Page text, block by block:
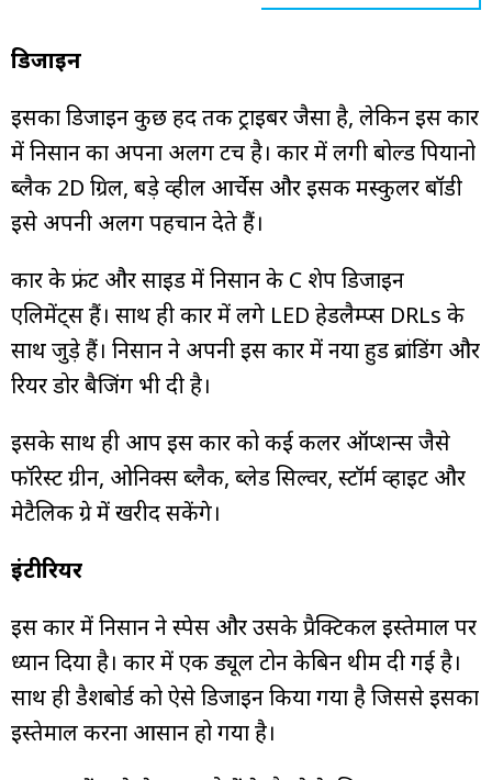
डिजाइन
इसका डिजाइन कुछ हद तक ट्राइबर जैसा है, लेकिन इस कार
में निसान का अपना अलग टच है। कार में लगी बोल्ड पियानो
ब्लैक 2D ग्रिल, बड़े व्हील आर्चेस और इसकी मस्कुलर बॉडी
इसे अपनी अलग पहचान देते हैं।
कार के फ्रंट और साइड में निसान के C शेप डिजाइन
एलिमेंट्स हैं। साथ ही कार में लगे LED हेडलैम्प्स DRLs के
साथ जुड़े हैं। निसान ने अपनी इस कार में नया हुड ब्रांडिंग और
रियर डोर बैजिंग भी दी है।
इसके साथ ही आप इस कार को कई कलर ऑप्शन्स जैसे
फॉरेस्ट ग्रीन, ओनिक्स ब्लैक, ब्लेड सिल्वर, स्टॉर्म व्हाइट और
मेटैलिक ग्रे में खरीद सकेंगे।
इंटीरियर
इस कार में निसान ने स्पेस और उसके प्रैक्टिकल इस्तेमाल पर
ध्यान दिया है। कार में एक ड्यूल टोन केबिन थीम दी गई है।
साथ ही डैशबोर्ड को ऐसे डिजाइन किया गया है जिससे इसका
इस्तेमाल करना आसान हो गया है।